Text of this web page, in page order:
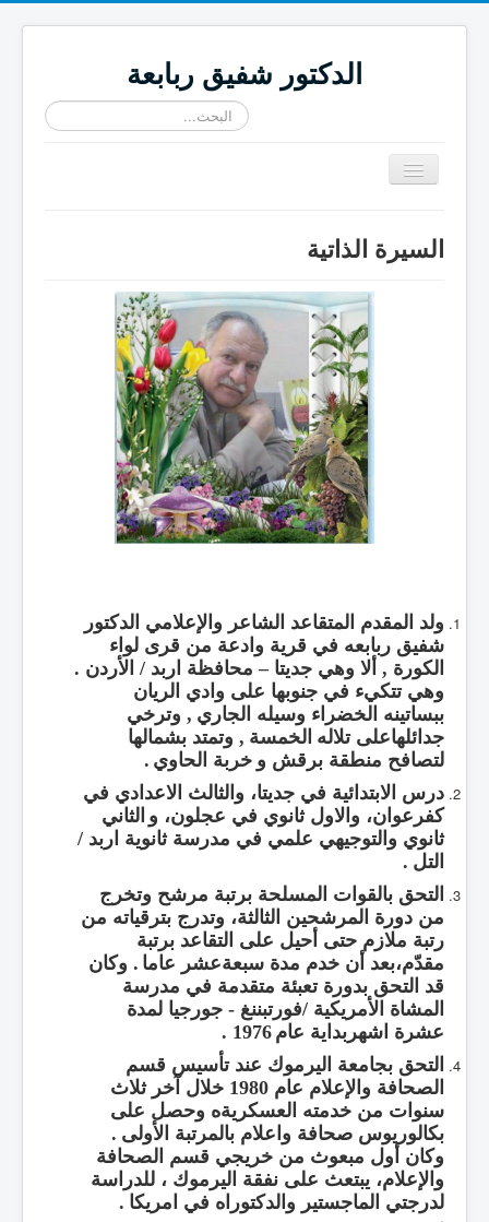
الدكتور شفيق ربابعة
البحث...
تبديل
المتصفح
≡
السيرة الذاتية
ولد المقدم المتقاعد الشاعر والإعلامي الدكتور
شفيق ربابعه في قرية وادعة من قرى لواء
الكورة , ألا وهي جديتا – محافظة اربد / الأردن .
وهي تتكيء في جنوبها على وادي الريان
ببساتينه الخضراء وسيله الجاري , وترخي
جدائلهاعلى تلاله الخمسة , وتمتد بشمالها
لتصافح منطقة برقش و خربة الحاوي .
درس الابتدائية في جديتا، والثالث الاعدادي في
كفرعوان، والاول ثانوي في عجلون، و الثاني
ثانوي والتوجيهي علمي في مدرسة ثانوية اربد /
التل .
التحق بالقوات المسلحة برتبة مرشح وتخرج
من دورة المرشحين الثالثة، وتدرج بترقياته من
رتبة ملازم حتى أحيل على التقاعد برتبة
مقدّم،بعد أن خدم مدة سبعةعشر عاما . وكان
قد التحق بدورة تعبئة متقدمة في مدرسة
المشاة الأمريكية /فورتبننغ - جورجيا لمدة
عشرة اشهربداية عام 1976 .
التحق بجامعة اليرموك عند تأسيس قسم
الصحافة والإعلام عام 1980 خلال آخر ثلاث
سنوات من خدمته العسكريةه وحصل على
بكالوريوس صحافة واعلام بالمرتبة الأولى .
وكان أول مبعوث من خريجي قسم الصحافة
والإعلام، يبتعث على نفقة اليرموك ، للدراسة
لدرجتي الماجستير والدكتوراه في امريكا .